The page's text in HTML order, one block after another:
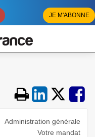
JE M'ABONNE
Administration générale
Votre mandat